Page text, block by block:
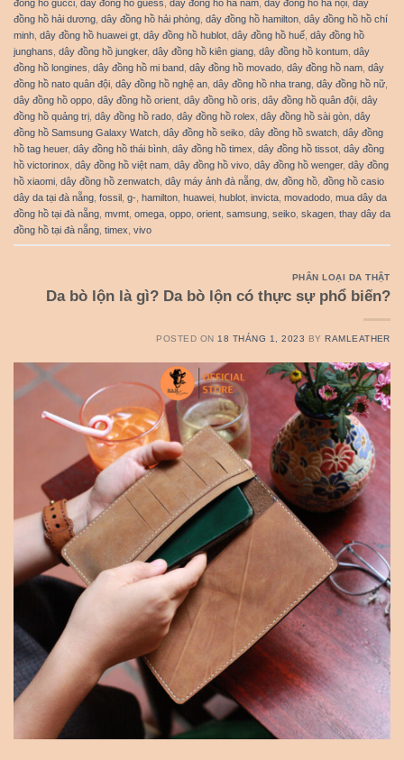
đồng hồ gucci dây đồng hồ guess dây đồng hồ hà nam dây đồng hồ hà nội dây
đồng hồ hải dương dây đồng hồ hải phòng dây đồng hồ hamilton dây đồng hồ hồ chí
minh dây đồng hồ huawei gt dây đồng hồ hublot dây đồng hồ huế dây đồng hồ
junghans dây đồng hồ jungker, dây đồng hồ kiên giang dây đồng hồ kontum dây
đồng hồ longines dây đồng hồ mi band dây đồng hồ movado dây đồng hồ nam dây
đồng hồ nato quân đội dây đồng hồ nghệ an dây đồng hồ nha trang dây đồng hồ nữ
dây đồng hồ oppo dây đồng hồ orient dây đồng hồ oris dây đồng hồ quân đội dây
đồng hồ quảng trị dây đồng hồ rado dây đồng hồ rolex dây đồng hồ sài gòn dây
đồng hồ Samsung Galaxy Watch dây đồng hồ seiko dây đồng hồ swatch dây đồng
hồ tag heuer, dây đồng hồ thái bình dây đồng hồ timex dây đồng hồ tissot dây đồng
hồ victorinox dây đồng hồ việt nam dây đồng hồ vivo dây đồng hồ wenger, dây đồng
hồ xiaomi dây đồng hồ zenwatch dây máy ảnh đà nẵng dw, đồng hồ đồng hồ casio
dây da tại đà nẵng fossil g- hamilton huawei hublot invicta movadodo mua dây da
đồng hồ tại đà nẵng mvmt omega oppo orient samsung seiko skagen thay dây da
đồng hồ tại đà nẵng timex vivo
PHÂN LOẠI DA THẬT
Da bò lộn là gì? Da bò lộn có thực sự phổ biến?
POSTED ON 18 THÁNG 1, 2023 BYRAMLEATHER